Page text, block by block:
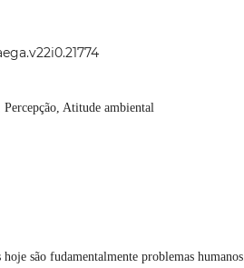
Percepção, Atitude ambiental
são fudamentalmente problemas humanos.